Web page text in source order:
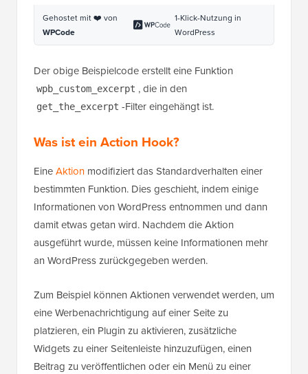
5
6
7
return
$output
;
}
add_filter( 'get_the_excerpt' ,
Gehostet mit ❤️ von
WPCode
1-Klick-Nutzung in
WordPress
wpb_custom_excerpt , die in den
get_the_excerpt -Filter eingehängt ist.
Was ist ein Action Hook?
EineAktion
modifiziert das Standardverhalten einer
Informationen von WordPress entnommen und dann
damit etwas getan wird. Nachdem die Aktion
ausgeführt wurde, müssen keine Informationen mehr
an WordPress zurückgegeben werden.